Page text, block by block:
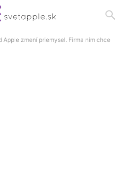
Apple zmení priemysel. Firma ním chce